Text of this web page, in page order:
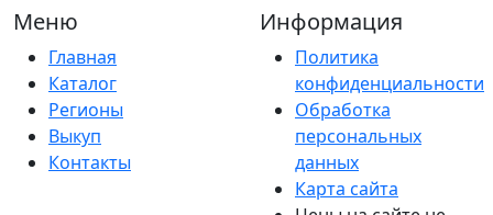
Меню
Главная
Каталог
Регионы
Выкуп
Контакты
Информация
Политика
конфиденциальности
Обработка
персональных
данных
Карта сайта